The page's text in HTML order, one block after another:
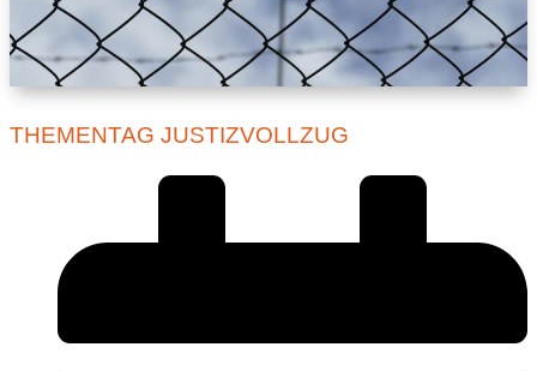
THEMENTAG JUSTIZVOLLZUG